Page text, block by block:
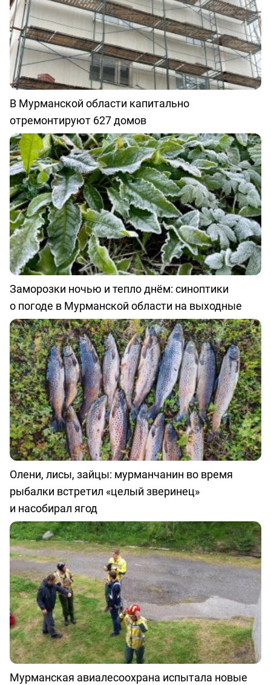
В Мурманской области капитально
отремонтируют 627 домов
Заморозки ночью и тепло днём: синоптики
о погоде в Мурманской области на выходные
Олени, лисы, зайцы: мурманчанин во время
рыбалки встретил «целый зверинец»
и насобирал ягод
Мурманская авиалесоохрана испытала новые